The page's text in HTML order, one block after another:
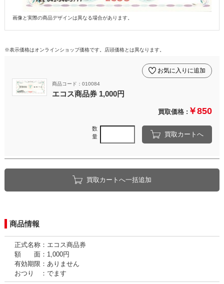
画像と実際の商品デザインは異なる場合があります。
※表示価格はオンラインショップ価格です。店頭価格とは異なります。
商品コード：010084
エコス商品券 1,000円
お気に入りに追加
買取価格 : ￥850
数
量
買取カートへ
買取カートへ一括追加
商品情報
正式名称：エコス商品券
額 面：1,000円
有効期限：ありません
おつり ：でます